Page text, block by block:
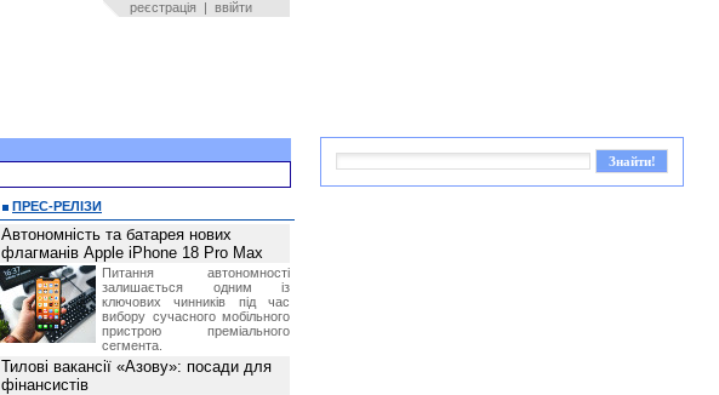
реєстрація | ввійти
ПРЕС-РЕЛІЗИ
Автономність та батарея нових
флагманів Apple iPhone 18 Pro Max
Питання автономності
залишається одним із
ключових чинників під час
вибору сучасного мобільного
пристрою преміального
сегмента.
Тилові вакансії «Азову»: посади для
фінансистів